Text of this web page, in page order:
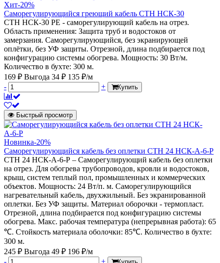
Хит-20%
Саморегулирующийся греющий кабель СТН НСК-30
СТН НСК-30 PE - саморегулирующий кабель на отрез.
Область применения: Защита труб и водостоков от
замерзания. Саморегулирующийся, без экранирующей
оплётки, без УФ защиты. Отрезной, длина подбирается под
конфигурацию системы обогрева. Мощность: 30 Вт/м.
Количество в бухте: 300 м.
169 ₽ Выгода 34 ₽ 135 ₽/м
-
+ Купить
Быстрый просмотр
Новинка-20%
Саморегулирующийся кабель без оплетки СТН 24 НСК-А-6-Р
СТН 24 НСК-А-6-Р – Саморегулирующий кабель без оплетки
на отрез. Для обогрева трубопроводов, кровли и водостоков,
крыш, систем теплый пол, промышленных и коммерческих
объектов. Мощность: 24 Вт/п. м. Саморегулирующийся
нагревательный кабель, двухжильный. Без экранированной
оплетки. Без УФ защиты. Материал оборочки - термопласт.
Отрезной, длина подбирается под конфигурацию системы
обогрева. Макс. рабочая температура (непрерывная работа): 65
℃. Стойкость материала оболочки: 85℃. Количество в бухте:
300 м.
245 ₽ Выгода 49 ₽ 196 ₽/м